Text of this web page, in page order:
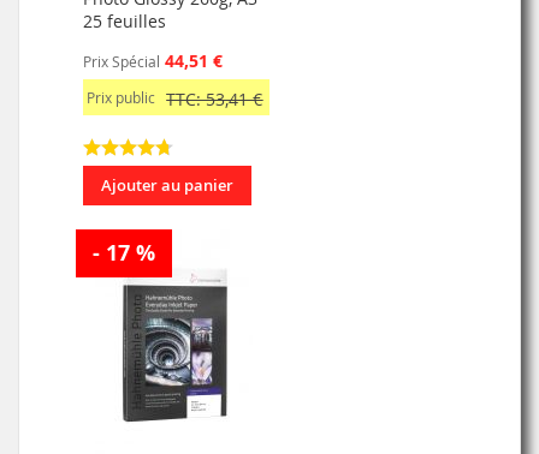
25 feuilles
Prix Spécial 44,51 €
Prix public TTC: 53,41 €
Ajouter au panier
- 17 %